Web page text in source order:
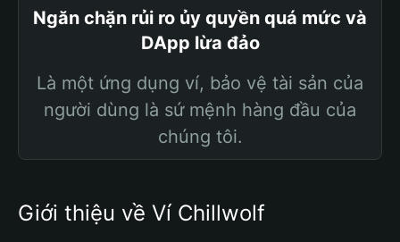
Ngăn chặn rủi ro ủy quyền quá mức và
DApp lừa đảo
Là một ứng dụng ví, bảo vệ tài sản của
người dùng là sứ mệnh hàng đầu của
chúng tôi.
Giới thiệu về Ví Chillwolf